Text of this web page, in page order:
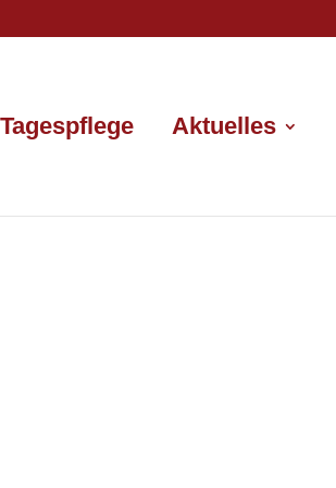
Tagespflege Aktuelles